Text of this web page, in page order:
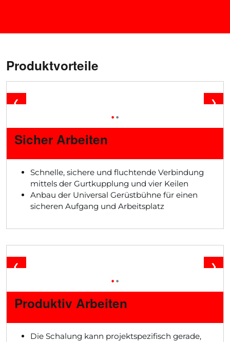
Produktvorteile
❮ ❯
••
Sicher Arbeiten
Schnelle, sichere und fluchtende Verbindung
mittels der Gurtkupplung und vier Keilen
Anbau der Universal Gerüstbühne für einen
sicheren Aufgang und Arbeitsplatz
❮ ❯
••
Produktiv Arbeiten
Die Schalung kann projektspezifisch gerade,